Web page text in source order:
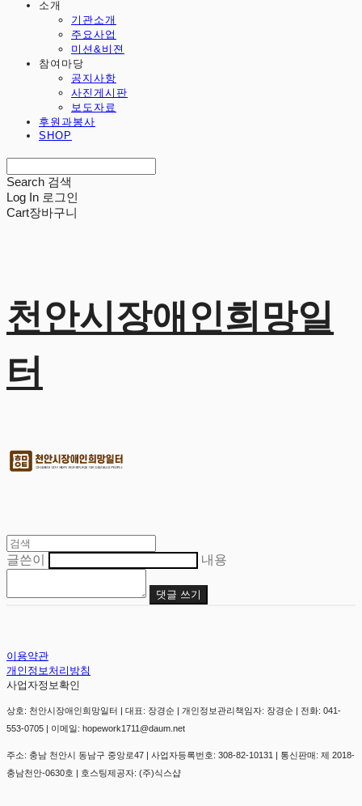
소개
기관소개
주요사업
미션&비젼
참여마당
공지사항
사진게시판
보도자료
후원과봉사
SHOP
Search 검색
Log In 로그인
Cart장바구니
천안시장애인희망일
터
글쓴이 내용
댓글 쓰기
이용약관
개인정보처리방침
사업자정보확인
상호: 천안시장애인희망일터 | 대표: 장경순 | 개인정보관리책임자: 장경순 | 전화: 041-
553-0705 | 이메일: hopework1711@daum.net
주소: 충남 천안시 동남구 중앙로47 | 사업자등록번호: 308-82-10131 | 통신판매: 제 2018-
충남천안-0630호 | 호스팅제공자: (주)식스샵